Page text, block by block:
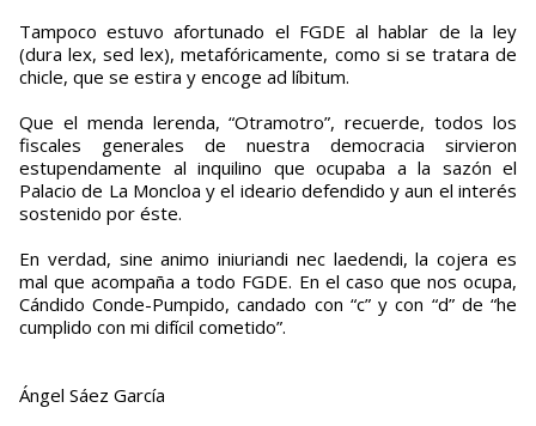
Tampoco estuvo afortunado el FGDE al hablar de la ley
(dura lex, sed lex), metafóricamente, como si se tratara de
chicle, que se estira y encoge ad líbitum.
Que el menda lerenda, “Otramotro”, recuerde, todos los
fiscales generales de nuestra democracia sirvieron
estupendamente al inquilino que ocupaba a la sazón el
Palacio de La Moncloa y el ideario defendido y aun el interés
sostenido por éste.
En verdad, sine animo iniuriandi nec laedendi, la cojera es
mal que acompaña a todo FGDE. En el caso que nos ocupa,
Cándido Conde-Pumpido, candado con “c” y con “d” de “he
cumplido con mi difícil cometido”.
Ángel Sáez García